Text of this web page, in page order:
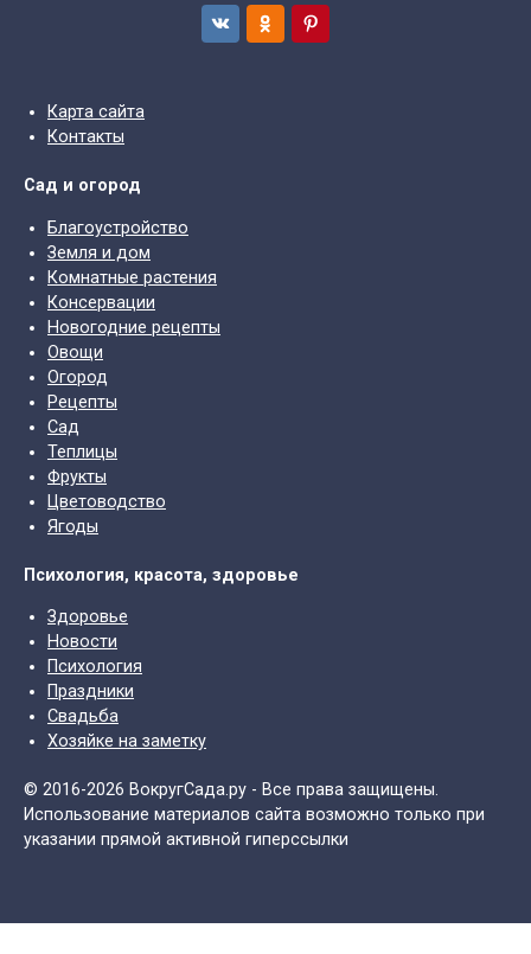
Карта сайта
Контакты
Сад и огород
Благоустройство
Земля и дом
Комнатные растения
Консервации
Новогодние рецепты
Овощи
Огород
Рецепты
Сад
Теплицы
Фрукты
Цветоводство
Ягоды
Психология, красота, здоровье
Здоровье
Новости
Психология
Праздники
Свадьба
Хозяйке на заметку
© 2016-2026 ВокругСада.ру - Все права защищены.
Использование материалов сайта возможно только при
указании прямой активной гиперссылки